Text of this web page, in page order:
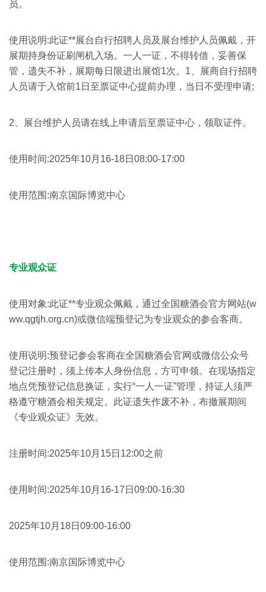
员。
使用说明:此证**展台自行招聘人员及展台维护人员佩戴，开
展期持身份证刷闸机入场。一人一证，不得转借，妥善保
管，遗失不补，展期每日限进出展馆1次。1、展商自行招聘
人员请于入馆前1日至票证中心提前办理，当日不受理申请;
2、展台维护人员请在线上申请后至票证中心，领取证件。
使用时间:2025年10月16-18日08:00-17:00
使用范围:南京国际博览中心
专业观众证
使用对象:此证**专业观众佩戴，通过全国糖酒会官方网站(w
ww.qgtjh.org.cn)或微信端预登记为专业观众的参会客商。
使用说明:预登记参会客商在全国糖酒会官网或微信公众号
登记注册时，须上传本人身份信息，方可申领。在现场指定
地点凭预登记信息换证，实行“一人一证”管理，持证人须严
格遵守糖酒会相关规定。此证遗失作废不补，布撤展期间
《专业观众证》无效。
注册时间:2025年10月15日12:00之前
使用时间:2025年10月16-17日09:00-16:30
2025年10月18日09:00-16:00
使用范围:南京国际博览中心